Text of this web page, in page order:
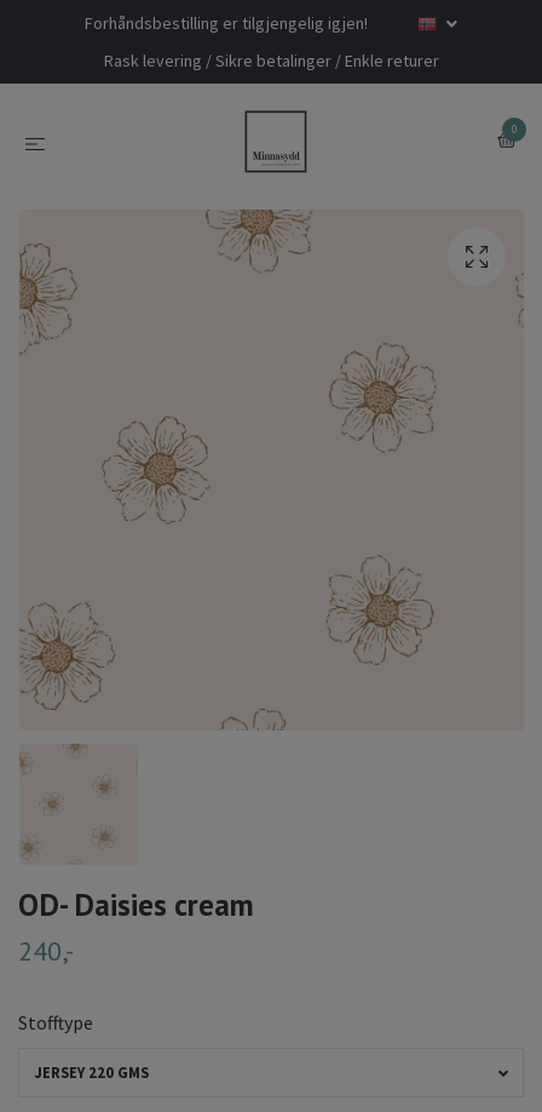
Forhåndsbestilling er tilgjengelig igjen!
Rask levering / Sikre betalinger / Enkle returer
0
OD- Daisies cream
240,-
Stofftype
JERSEY 220 GMS